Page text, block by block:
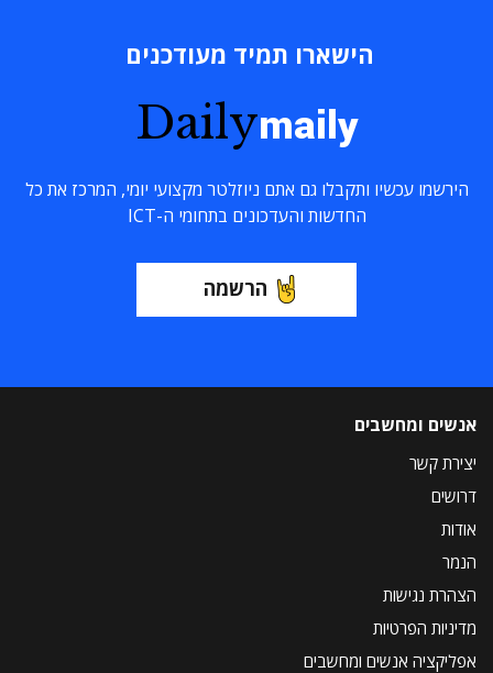
הישארו תמיד מעודכנים
Dailymaily
הירשמו עכשיו ותקבלו גם אתם ניוזלטר מקצועי יומי, המרכז את כל
החדשות והעדכונים בתחומי ה-ICT
הרשמה
אנשים ומחשבים
יצירת קשר
דרושים
אודות
הנמר
הצהרת נגישות
מדיניות הפרטיות
אפליקציה אנשים ומחשבים